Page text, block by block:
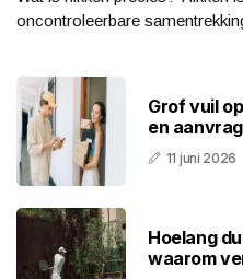
oncontroleerbare
Grof vuil
en
11 juni 2026
Hoelang
waarom